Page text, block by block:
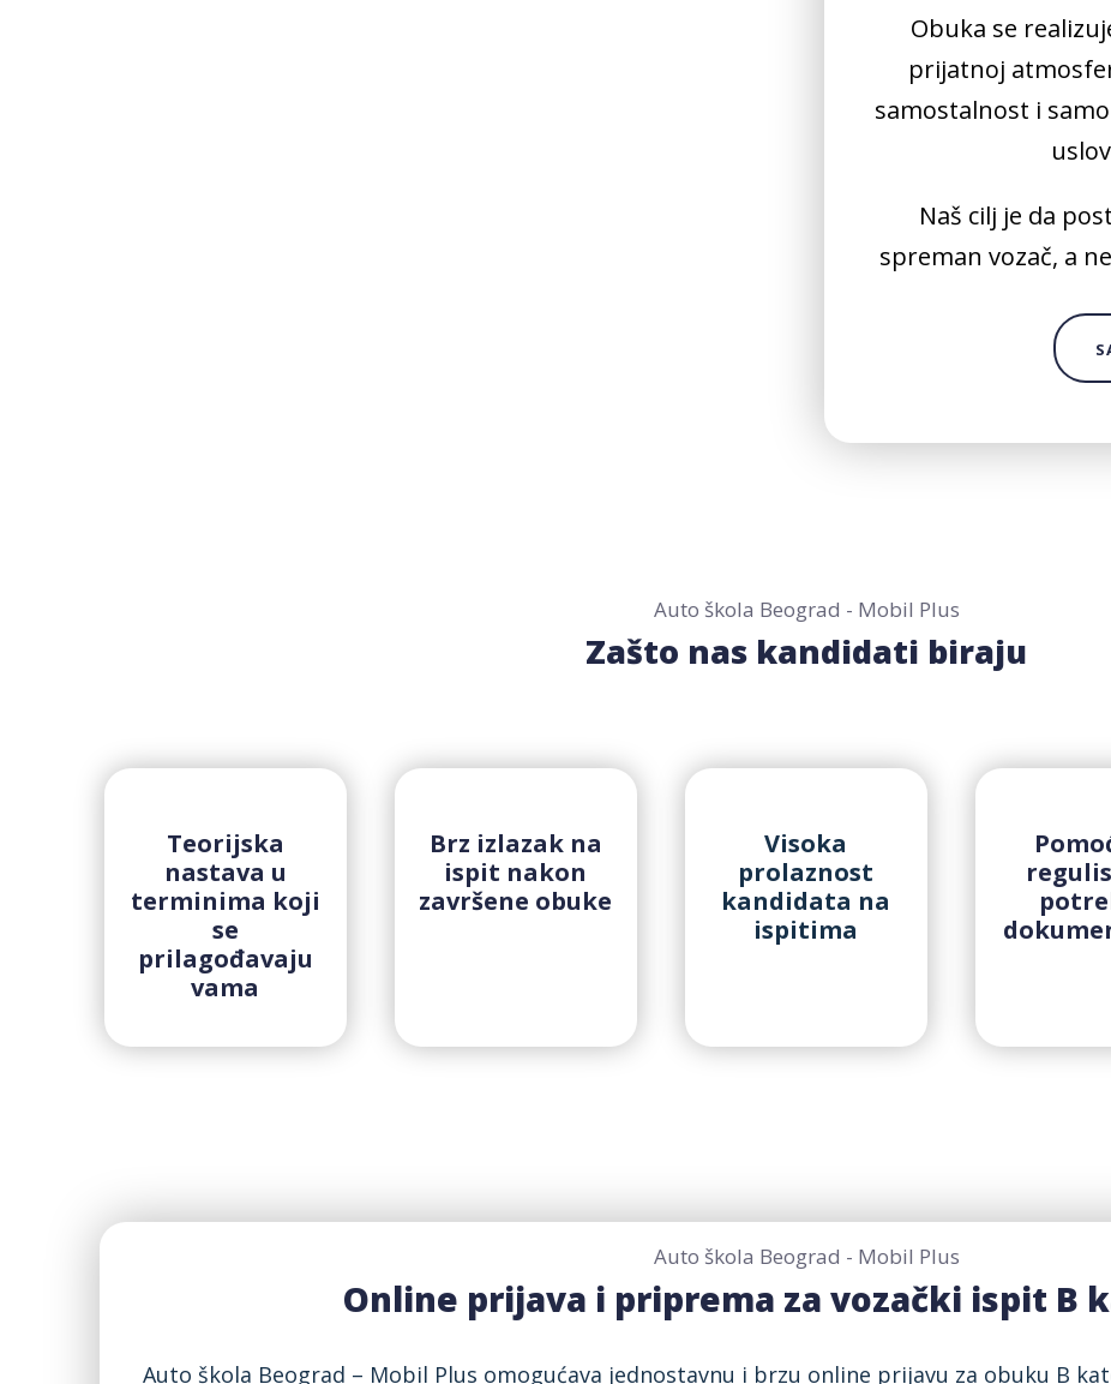
Obuka se
prijatnoj
samostalnost i
Naš cilj je da
spreman vozač, a
Auto škola Beograd - Mobil Plus
Zašto nas kandidati biraju
Teorijska
nastava u
terminima koji
se
prilagođavaju
vama
Brz izlazak na
ispit nakon
završene obuke
Visoka
prolaznost
kandidata na
ispitima
Auto škola Beograd - Mobil Plus
Online prijava i priprema za vozački ispit B
Auto škola Beograd – Mobil Plus omogućava jednostavnu i brzu online prijavu za obuku B